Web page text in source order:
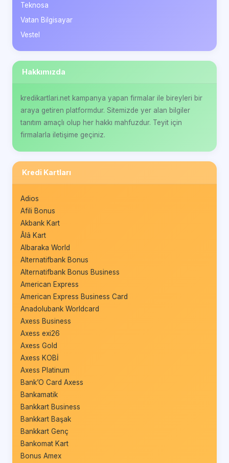
Teknosa
Vatan Bilgisayar
Vestel
Hakkımızda
kredikartlari.net kampanya yapan firmalar ile bireyleri bir
araya getiren platformdur. Sitemizde yer alan bilgiler
tanıtım amaçlı olup her hakkı mahfuzdur. Teyit için
firmalarla iletişime geçiniz.
Kredi Kartları
Adios
Afili Bonus
Akbank Kart
Âlâ Kart
Albaraka World
Alternatifbank Bonus
Alternatifbank Bonus Business
American Express
American Express Business Card
Anadolubank Worldcard
Axess Business
Axess exi26
Axess Gold
Axess KOBİ
Axess Platinum
Bank’O Card Axess
Bankamatik
Bankkart Business
Bankkart Başak
Bankkart Genç
Bankomat Kart
Bonus Amex